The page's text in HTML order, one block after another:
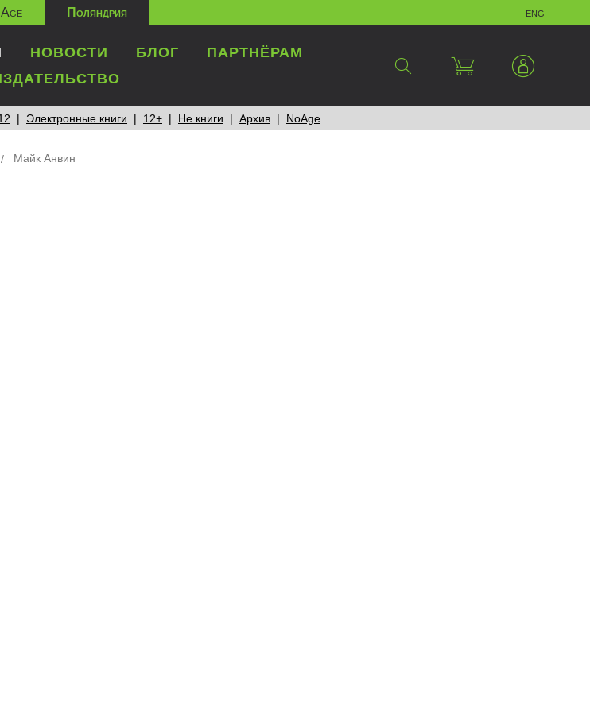
Поляндрия eng
НОВОСТИ БЛОГ
ПАРТНЁРАМ
Электронные книги 12+ Не книги Архив NoAge
Майк Анвин